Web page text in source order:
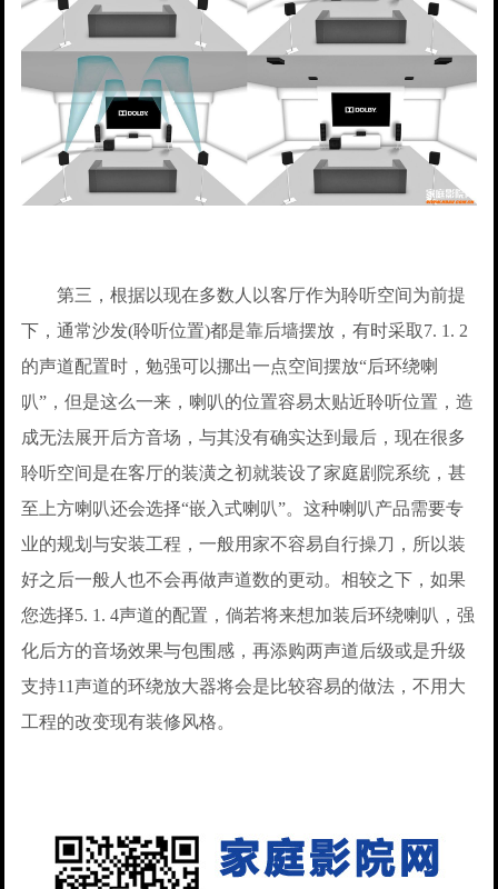
第三，根据以现在多数人以客厅作为聆听空间为前提
下，通常沙发(聆听位置)都是靠后墙摆放，有时采取7. 1. 2
的声道配置时，勉强可以挪出一点空间摆放“后环绕喇
叭”，但是这么一来，喇叭的位置容易太贴近聆听位置，造
成无法展开后方音场，与其没有确实达到最后，现在很多
聆听空间是在客厅的装潢之初就装设了家庭剧院系统，甚
至上方喇叭还会选择“嵌入式喇叭”。这种喇叭产品需要专
业的规划与安装工程，一般用家不容易自行操刀，所以装
好之后一般人也不会再做声道数的更动。相较之下，如果
您选择5. 1. 4声道的配置，倘若将来想加装后环绕喇叭，强
化后方的音场效果与包围感，再添购两声道后级或是升级
支持11声道的环绕放大器将会是比较容易的做法，不用大
工程的改变现有装修风格。